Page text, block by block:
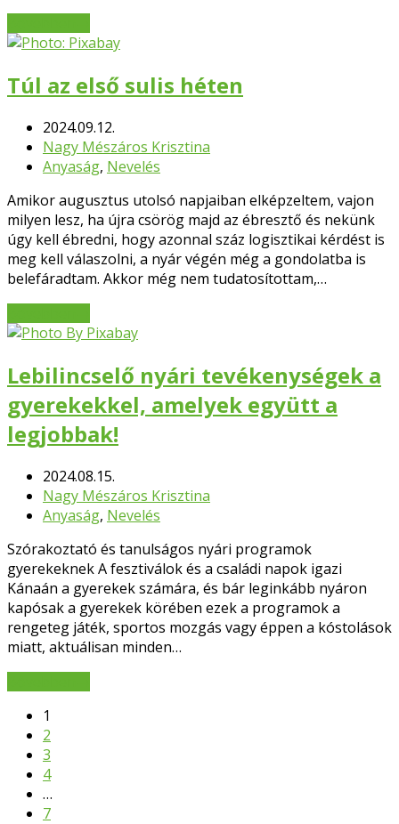
Túl az első sulis héten
2024.09.12.
Nagy Mészáros Krisztina
Anyaság, Nevelés
Amikor augusztus utolsó napjaiban elképzeltem, vajon
milyen lesz, ha újra csörög majd az ébresztő és nekünk
úgy kell ébredni, hogy azonnal száz logisztikai kérdést is
meg kell válaszolni, a nyár végén még a gondolatba is
belefáradtam. Akkor még nem tudatosítottam,…
Lebilincselő nyári tevékenységek a
gyerekekkel, amelyek együtt a
legjobbak!
2024.08.15.
Nagy Mészáros Krisztina
Anyaság, Nevelés
Szórakoztató és tanulságos nyári programok
gyerekeknek A fesztiválok és a családi napok igazi
Kánaán a gyerekek számára, és bár leginkább nyáron
kapósak a gyerekek körében ezek a programok a
rengeteg játék, sportos mozgás vagy éppen a kóstolások
miatt, aktuálisan minden…
Page
1
Page
2
Page
3
Page
4
…
Page
7